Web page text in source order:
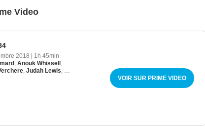
Video
2018
1h 45min
, Anouk Whissell , Yoann-Karl Whissell
, Judah Lewis, Caleb Emery
VOIR SUR PRIME VIDEO